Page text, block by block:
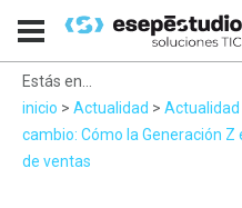
Estás en...
inicio > Actualidad > Actualidad
cambio: Cómo la Generación
de ventas